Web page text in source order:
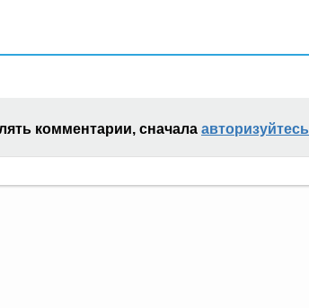
комментарии, сначала авторизуйтесь